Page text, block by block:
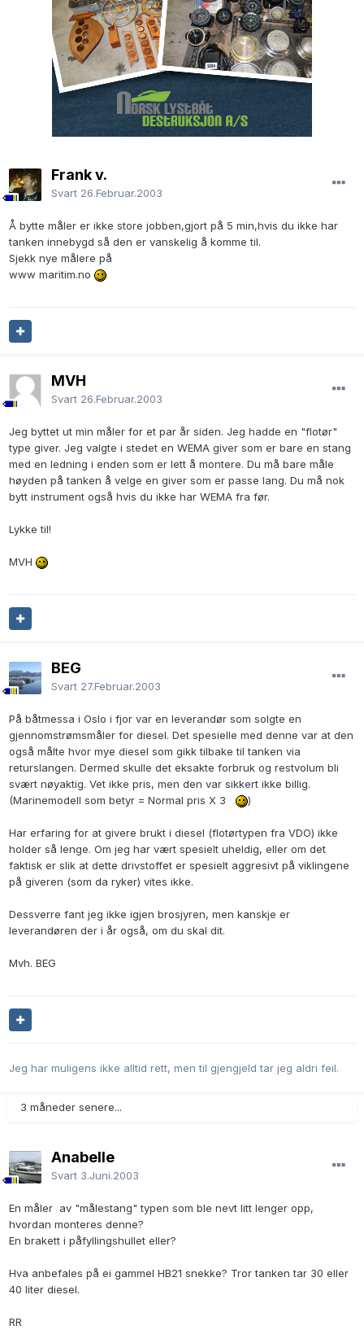
Frank v.
Svart 26.Februar.2003
Å bytte måler er ikke store jobben,gjort på 5 min,hvis du ikke har
tanken innebygd så den er vanskelig å komme til.
Sjekk nye målere på
www maritim.no
MVH
Svart 26.Februar.2003
Jeg byttet ut min måler for et par år siden. Jeg hadde en "flotør"
type giver. Jeg valgte i stedet en WEMA giver som er bare en stang
med en ledning i enden som er lett å montere. Du må bare måle
høyden på tanken å velge en giver som er passe lang. Du må nok
bytt instrument også hvis du ikke har WEMA fra før.
Lykke til!
MVH
BEG
Svart 27.Februar.2003
På båtmessa i Oslo i fjor var en leverandør som solgte en
gjennomstrømsmåler for diesel. Det spesielle med denne var at den
også målte hvor mye diesel som gikk tilbake til tanken via
returslangen. Dermed skulle det eksakte forbruk og restvolum bli
svært nøyaktig. Vet ikke pris, men den var sikkert ikke billig.
(Marinemodell som betyr = Normal pris X 3
)
Har erfaring for at givere brukt i diesel (flotørtypen fra VDO) ikke
holder så lenge. Om jeg har vært spesielt uheldig, eller om det
faktisk er slik at dette drivstoffet er spesielt aggresivt på viklingene
på giveren (som da ryker) vites ikke.
Dessverre fant jeg ikke igjen brosjyren, men kanskje er
leverandøren der i år også, om du skal dit.
Mvh. BEG
Jeg har muligens ikke alltid rett, men til gjengjeld tar jeg aldri feil.
3 måneder senere...
Anabelle
Svart 3.Juni.2003
En måler av "målestang" typen som ble nevt litt lenger opp,
hvordan monteres denne?
En brakett i påfyllingshullet eller?
Hva anbefales på ei gammel HB21 snekke? Tror tanken tar 30 eller
40 liter diesel.
RR